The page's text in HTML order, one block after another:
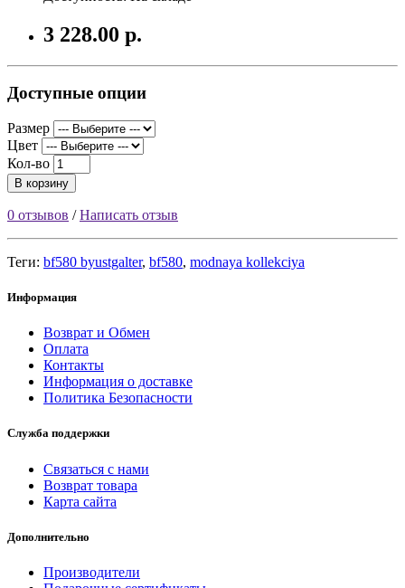
3 228.00 р.
Доступные опции
Размер
Цвет
Кол-во
В корзину
0 отзывов /Написать отзыв
Теги: bf580 byustgalter, bf580, modnaya kollekciya
Информация
Возврат и Обмен
Оплата
Контакты
Информация о доставке
Политика Безопасности
Служба поддержки
Связаться с нами
Возврат товара
Карта сайта
Дополнительно
Производители